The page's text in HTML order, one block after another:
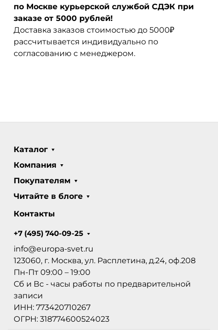
по Москве курьерской службой СДЭК при
заказе от 5000 рублей!
Доставка заказов стоимостью до 5000₽
рассчитывается индивидуально по
согласованию с менеджером.
Каталог
Компания
Покупателям
Читайте в блоге
Контакты
+7 (495) 740-09-25
info@europa-svet.ru
123060, г. Москва, ул. Расплетина, д.24, оф.208
Пн-Пт 09:00 – 19:00
Сб и Вс - часы работы по предварительной
записи
ИНН: 773420710267
ОГРН: 318774600524023